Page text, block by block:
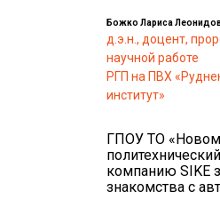
Божко Лариса
д.э.н., доцент,
научной работе
РГП на ПВХ
институт»
ГПОУ ТО
компанию SIKE
знакомства с